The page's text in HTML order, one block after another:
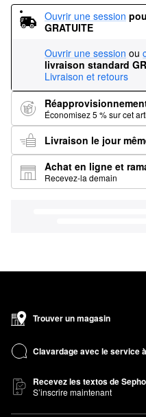
Ouvrir une session
GRATUITE
Ouvrir une session ou
livraison standard
Livraison et retours
Économisez 5 % sur cet
Livraison le jour
Achat en ligne et
Recevez-la demain
Trouver un magasin
Clavardage avec le service
Recevez les textos de
S’inscrire maintenant